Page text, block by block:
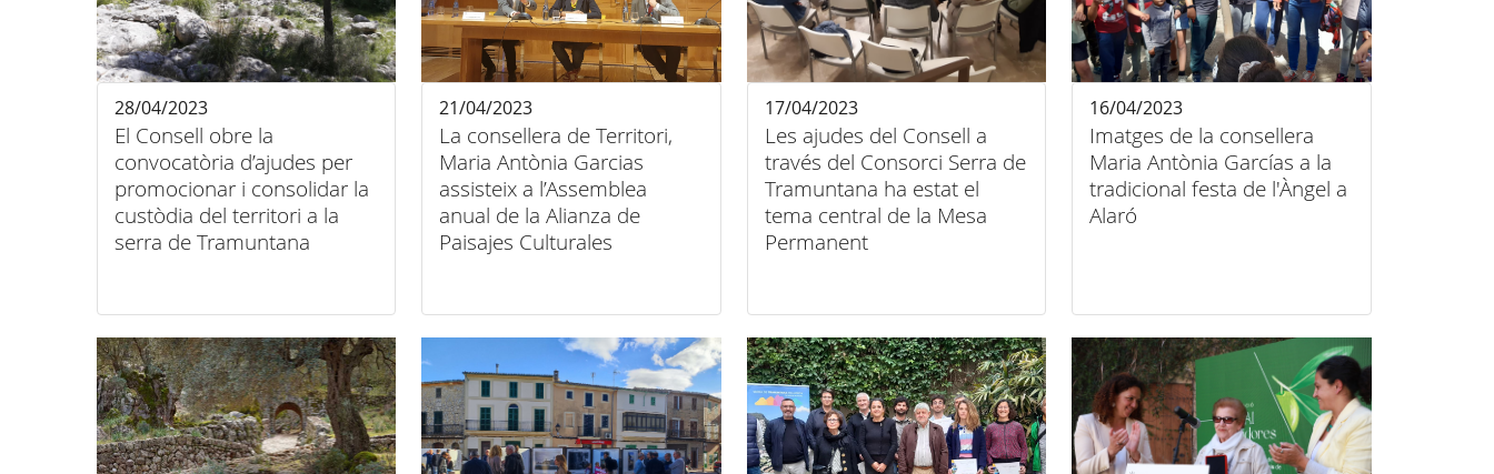
El Consell obre la
convocatòria d’ajudes per
promocionar i consolidar la
custòdia del territori a la
serra de Tramuntana
28/04/2023
La consellera de Territori,
Maria Antònia Garcias
assisteix a l’Assemblea
anual de la Alianza de
Paisajes Culturales
21/04/2023
Les ajudes del Consell a
través del Consorci Serra de
Tramuntana ha estat el
tema central de la Mesa
Permanent
17/04/2023
Imatges de la consellera
Maria Antònia Garcías a la
tradicional festa de l'Àngel a
Alaró
16/04/2023